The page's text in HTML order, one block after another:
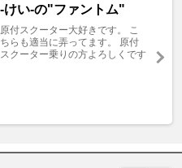
-けい-の"ファントム"
原付スクーター大好きです。 こ
ちらも適当に弄ってます。 原付
スクーター乗りの方よろしくです